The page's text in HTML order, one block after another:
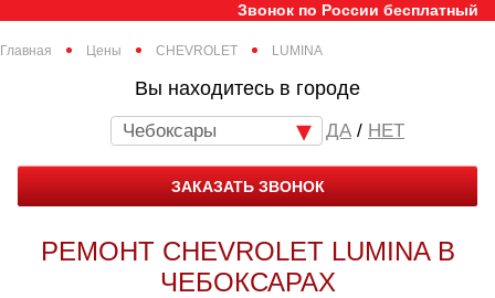
Звонок по России бесплатный
Главная Цены CHEVROLET LUMINA
Вы находитесь в городе
Чебоксары / НЕТ
ЗАКАЗАТЬ ЗВОНОК
РЕМОНТ CHEVROLET LUMINA В
ЧЕБОКСАРАХ